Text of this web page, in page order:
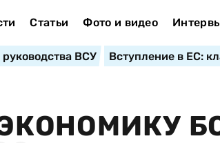
Статьи Фото и видео
ВСУ Вступление в ЕС: